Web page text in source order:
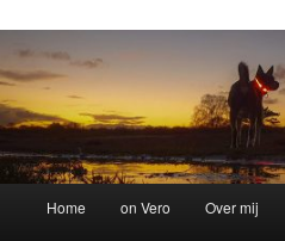
Home on Vero Over mij